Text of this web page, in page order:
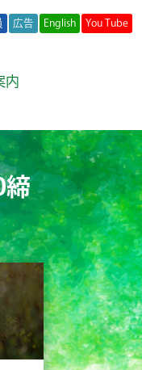
広告 English You Tube
内